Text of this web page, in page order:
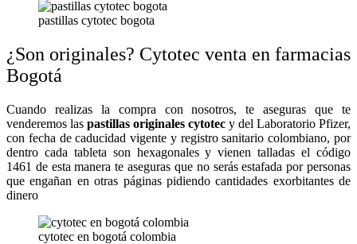
pastillas cytotec bogota
¿Son originales? Cytotec venta en farmacias
Bogotá
Cuando realizas la compra con nosotros, te aseguras que te
venderemos las pastillas originales cytotec y del Laboratorio Pfizer,
con fecha de caducidad vigente y registro sanitario colombiano, por
dentro cada tableta son hexagonales y vienen talladas el código
1461 de esta manera te aseguras que no serás estafada por personas
que engañan en otras páginas pidiendo cantidades exorbitantes de
dinero
cytotec en bogotá colombia